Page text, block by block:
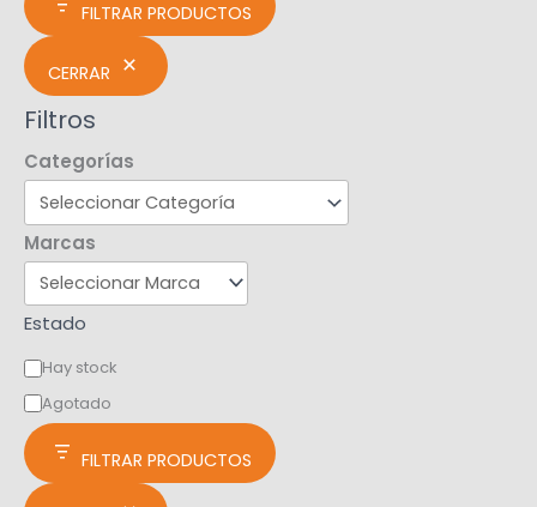
FILTRAR PRODUCTOS
CERRAR
Filtros
Categorías
Marcas
Estado
Hay stock
Agotado
FILTRAR PRODUCTOS